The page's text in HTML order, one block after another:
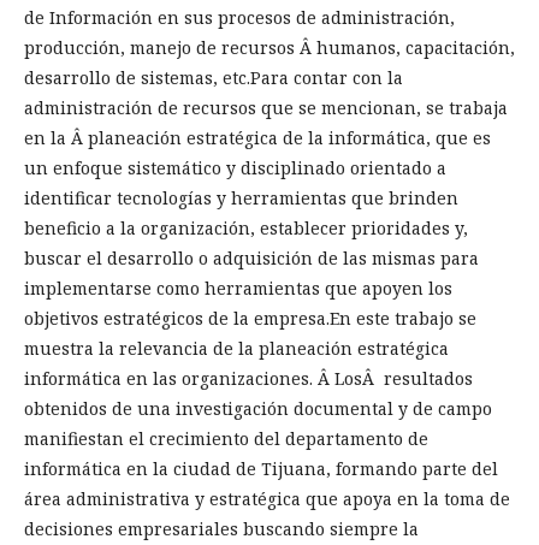
de Información en sus procesos de administración,
producción, manejo de recursos Â humanos, capacitación,
desarrollo de sistemas, etc.Para contar con la
administración de recursos que se mencionan, se trabaja
en la Â planeación estratégica de la informática, que es
un enfoque sistemático y disciplinado orientado a
identificar tecnologías y herramientas que brinden
beneficio a la organización, establecer prioridades y,
buscar el desarrollo o adquisición de las mismas para
implementarse como herramientas que apoyen los
objetivos estratégicos de la empresa.En este trabajo se
muestra la relevancia de la planeación estratégica
informática en las organizaciones. Â LosÂ resultados
obtenidos de una investigación documental y de campo
manifiestan el crecimiento del departamento de
informática en la ciudad de Tijuana, formando parte del
área administrativa y estratégica que apoya en la toma de
decisiones empresariales buscando siempre la